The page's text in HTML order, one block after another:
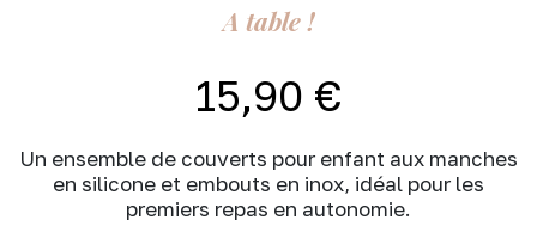
A table !
15,90 €
Un ensemble de couverts pour enfant aux manches
en silicone et embouts en inox, idéal pour les
premiers repas en autonomie.